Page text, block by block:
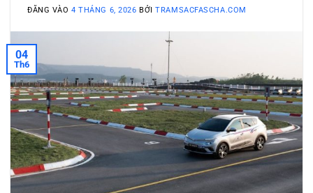
ĐĂNG VÀO4 THÁNG 6, 2026 BỞITRAMSACFASCHA.COM
04
Th6